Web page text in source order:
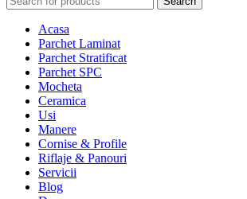
Acasa
Parchet Laminat
Parchet Stratificat
Parchet SPC
Mocheta
Ceramica
Usi
Manere
Cornise & Profile
Riflaje & Panouri
Servicii
Blog